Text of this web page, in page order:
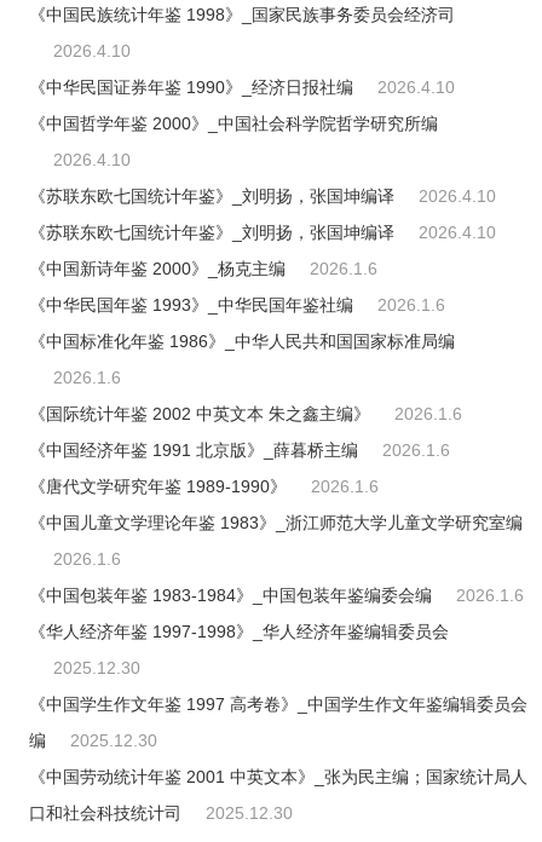
《中国民族统计年鉴 1998》_国家民族事务委员会经济司
2026.4.10
《中华民国证券年鉴 1990》_经济日报社编
2026.4.10
《中国哲学年鉴 2000》_中国社会科学院哲学研究所编
2026.4.10
《苏联东欧七国统计年鉴》_刘明扬，张国坤编译
2026.4.10
《苏联东欧七国统计年鉴》_刘明扬，张国坤编译
2026.4.10
《中国新诗年鉴 2000》_杨克主编
2026.1.6
《中华民国年鉴 1993》_中华民国年鉴社编
2026.1.6
《中国标准化年鉴 1986》_中华人民共和国国家标准局编
2026.1.6
《国际统计年鉴 2002 中英文本 朱之鑫主编》
2026.1.6
《中国经济年鉴 1991 北京版》_薛暮桥主编
2026.1.6
《唐代文学研究年鉴 1989-1990》
2026.1.6
《中国儿童文学理论年鉴 1983》_浙江师范大学儿童文学研究室编
2026.1.6
《中国包装年鉴 1983-1984》_中国包装年鉴编委会编
2026.1.6
《华人经济年鉴 1997-1998》_华人经济年鉴编辑委员会
2025.12.30
《中国学生作文年鉴 1997 高考卷》_中国学生作文年鉴编辑委员会
编
2025.12.30
《中国劳动统计年鉴 2001 中英文本》_张为民主编；国家统计局人
口和社会科技统计司
2025.12.30